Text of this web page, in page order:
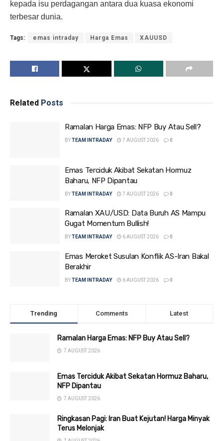
kepada isu perdagangan antara dua kuasa ekonomi
terbesar dunia.
Tags: emas intraday Harga Emas XAUUSD
Related Posts
Ramalan Harga Emas: NFP Buy Atau Sell?
BYTEAM INTRADAY 7 AUGUST 2026 0
Emas Terciduk Akibat Sekatan Hormuz
Baharu, NFP Dipantau
BYTEAM INTRADAY 7 AUGUST 2026 0
Ramalan XAU/USD: Data Buruh AS Mampu
Gugat Momentum Bullish!
BYTEAM INTRADAY 6 AUGUST 2026 0
Emas Meroket Susulan Konflik AS-Iran Bakal
Berakhir
BYTEAM INTRADAY 6 AUGUST 2026 0
Trending Comments Latest
Ramalan Harga Emas: NFP Buy Atau Sell?
7 AUGUST 2026
Emas Terciduk Akibat Sekatan Hormuz Baharu,
NFP Dipantau
7 AUGUST 2026
Ringkasan Pagi: Iran Buat Kejutan! Harga Minyak
Terus Melonjak